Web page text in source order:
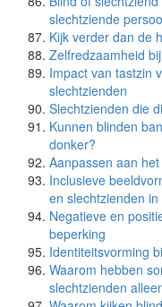
slechtziende
Kijk verder dan de
Zelfredzaamheid
Impact van tastzin
slechtzienden
Slechtzienden die
Kunnen blinden
donker?
Aanpassen aan
Inclusieve
en slechtzienden
Negatieve en
beperking
Identiteitsvorming
Waarom hebben
slechtzienden